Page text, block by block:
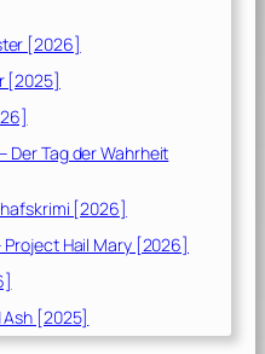
[2026]
[2025]
Der Tag der Wahrheit
[2026]
Project Hail Mary [2026]
Ash [2025]